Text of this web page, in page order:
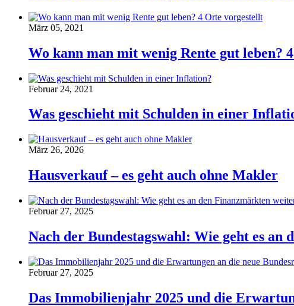
März 05, 2021
Wo kann man mit wenig Rente gut leben?
Februar 24, 2021
Was geschieht mit Schulden in einer
März 26, 2026
Hausverkauf – es geht auch ohne Makler
Februar 27, 2025
Nach der Bundestagswahl: Wie geht es
Februar 27, 2025
Das Immobilienjahr 2025 und die